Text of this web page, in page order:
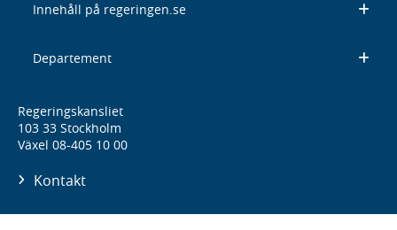
Innehåll på regeringen.se
Departement
Regeringskansliet
103 33 Stockholm
Växel 08-405 10 00
Kontakt